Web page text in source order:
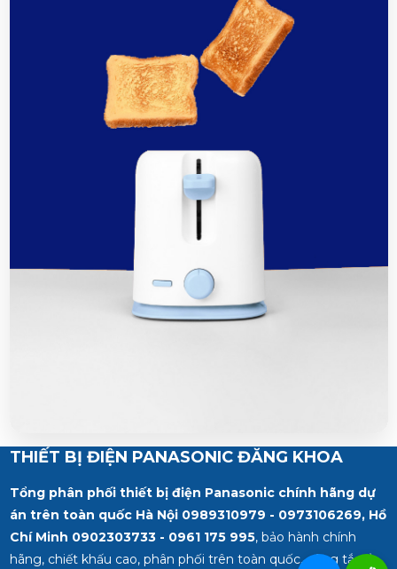
(RCBO): Bảo vệ gia đình
Top 5 mẫu tủ điện âm tường Panasonic
từ 4-24 module
SUN 02, 2026
Tại sao Aptomat Panasonic bị nhảy? 7
Cách sửa nhanh
SUN 02, 2026
THIẾT BỊ ĐIỆN PANASONIC ĐĂNG KHOA
Tổng phân phối thiết bị điện Panasonic chính hãng dự
án trên toàn quốc Hà Nội 0989310979 - 0973106269, Hồ
Chí Minh 0902303733 - 0961 175 995, bảo hành chính
hãng, chiết khấu cao, phân phối trên toàn quốc, công tắc ổ